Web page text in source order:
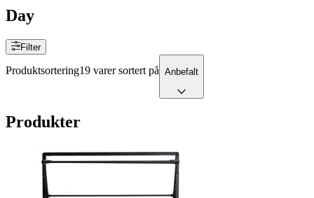
Day
Filter
Produktsortering19 varer sortert på Anbefalt
Produkter